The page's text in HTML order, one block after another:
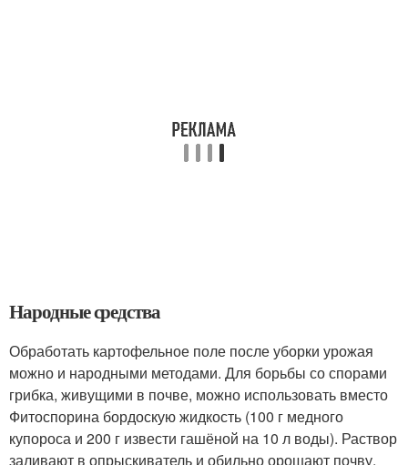
Народные средства
Обработать картофельное поле после уборки урожая
можно и народными методами. Для борьбы со спорами
грибка, живущими в почве, можно использовать вместо
Фитоспорина бордоскую жидкость (100 г медного
купороса и 200 г извести гашёной на 10 л воды). Раствор
заливают в опрыскиватель и обильно орошают почву.